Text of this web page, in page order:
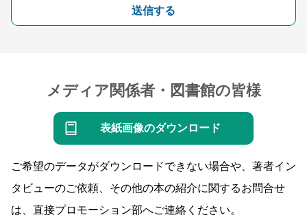
送信する
メディア関係者・図書館の皆様
表紙画像のダウンロード
ご希望のデータがダウンロードできない場合や、著者イン
タビューのご依頼、その他の本の紹介に関するお問合せ
は、直接プロモーション部へご連絡ください。